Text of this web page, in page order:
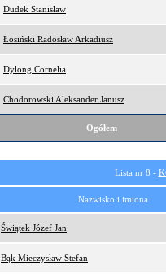
Dudek Stanisław
Łosiński Radosław Arkadiusz
Dylong Cornelia
Chodorowski Aleksander Janusz
Ogółem
Lista nr 8 -
Nazwisko i imiona
Świątek Józef Jan
Bąk Mieczysław Stefan